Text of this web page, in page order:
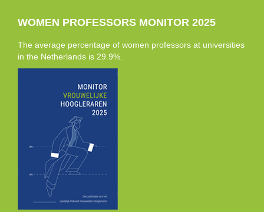
WOMEN PROFESSORS MONITOR 2025
The average percentage of women professors at universities
in the Netherlands is 29.9%.